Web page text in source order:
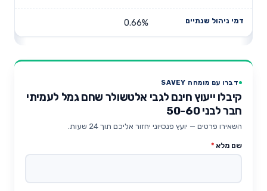
0.66%
דברו עם מומחה SAVEY
קיבלו ייעוץ חינם לגבי אלטשולר שחם גמל לעמיתי
חבר לבני 50-60
השאירו פרטים — יועץ פנסיוני יחזור אליכם תוך 24 שעות.
שם מלא *